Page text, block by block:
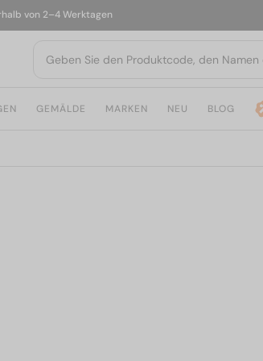
2–4 Werktagen
GEMÄLDE MARKEN NEU BLOG